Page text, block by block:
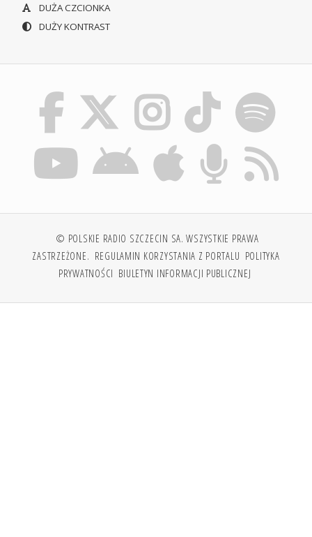
DUŻA CZCIONKA
DUŻY KONTRAST
© POLSKIE RADIO SZCZECIN SA. WSZYSTKIE PRAWA
ZASTRZEŻONE. REGULAMIN KORZYSTANIA Z PORTALU POLITYKA
PRYWATNOŚCI BIULETYN INFORMACJI PUBLICZNEJ